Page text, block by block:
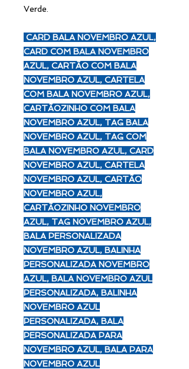
Verde.
CARD BALA NOVEMBRO AZUL,
CARD COM BALA NOVEMBRO
AZUL, CARTÃO COM BALA
NOVEMBRO AZUL, CARTELA
COM BALA NOVEMBRO AZUL,
CARTÃOZINHO COM BALA
NOVEMBRO AZUL, TAG BALA
NOVEMBRO AZUL, TAG COM
BALA NOVEMBRO AZUL, CARD
NOVEMBRO AZUL, CARTELA
NOVEMBRO AZUL, CARTÃO
NOVEMBRO AZUL,
CARTÃOZINHO NOVEMBRO
AZUL, TAG NOVEMBRO AZUL,
BALA PERSONALIZADA
NOVEMBRO AZUL, BALINHA
PERSONALIZADA NOVEMBRO
AZUL, BALA NOVEMBRO AZUL
PERSONALIZADA, BALINHA
NOVEMBRO AZUL
PERSONALIZADA, BALA
PERSONALIZADA PARA
NOVEMBRO AZUL, BALA PARA
NOVEMBRO AZUL